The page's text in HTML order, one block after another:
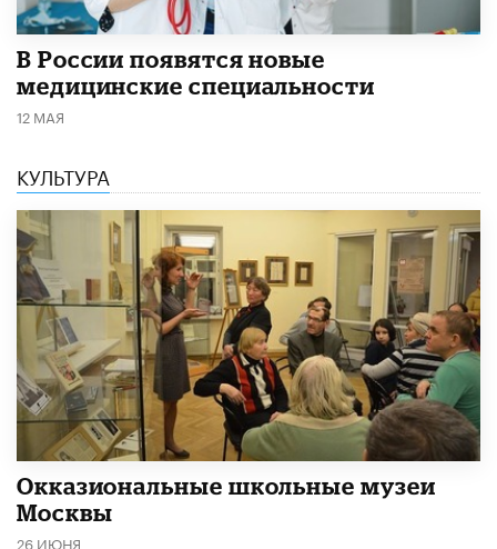
В России появятся новые
медицинские специальности
12 МАЯ
КУЛЬТУРА
​Окказиональные школьные музеи
Москвы
26 ИЮНЯ